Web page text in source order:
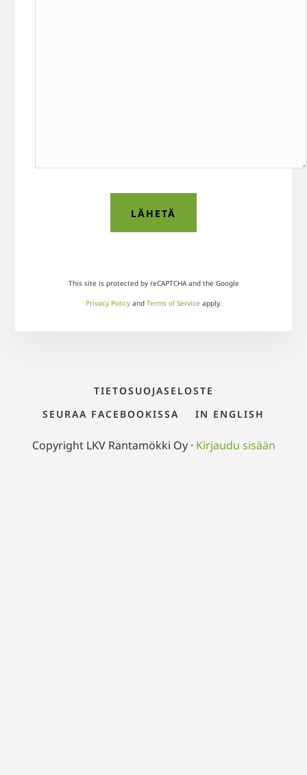
This site is protected by reCAPTCHA and the Google
Privacy Policyand Terms of Service apply.
TIETOSUOJASELOSTE
SEURAA FACEBOOKISSA
IN ENGLISH
Copyright LKV Rantamökki Oy · Kirjaudu sisään